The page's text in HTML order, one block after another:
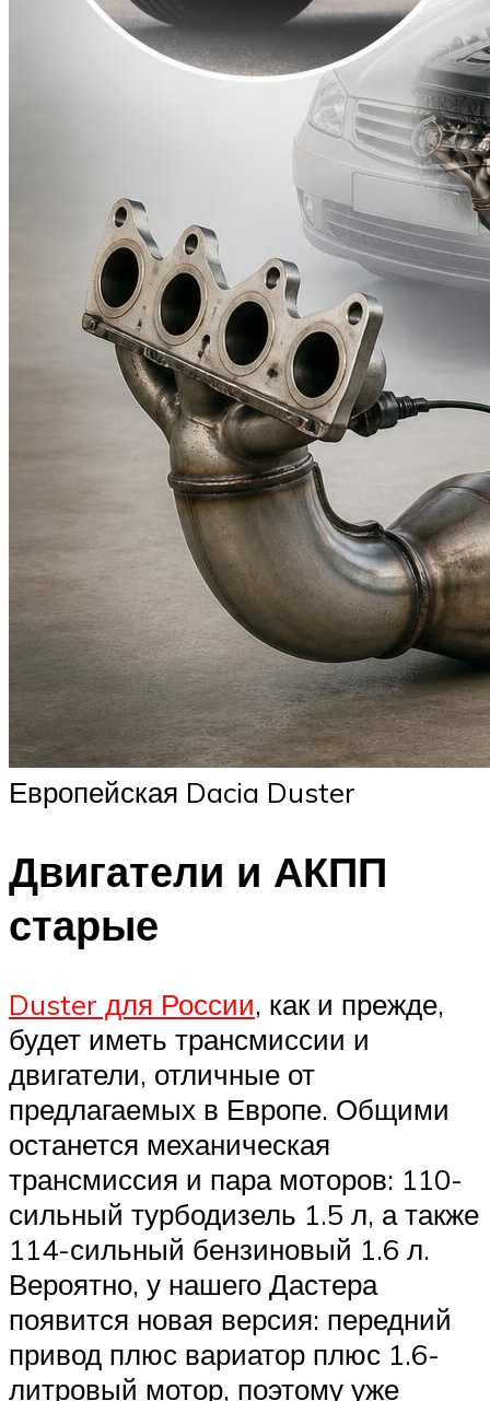
Европейская Dacia Duster
Двигатели и АКПП
старые
Duster для России, как и прежде,
будет иметь трансмиссии и
двигатели, отличные от
предлагаемых в Европе. Общими
останется механическая
трансмиссия и пара моторов: 110-
сильный турбодизель 1.5 л, а также
114-сильный бензиновый 1.6 л.
Вероятно, у нашего Дастера
появится новая версия: передний
привод плюс вариатор плюс 1.6-
литровый мотор, поэтому уже